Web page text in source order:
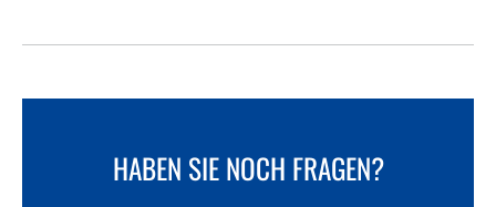
HABEN SIE NOCH FRAGEN?